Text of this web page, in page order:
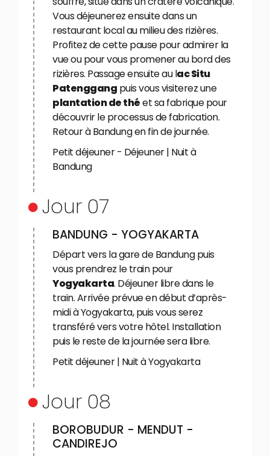
Vous déjeunerez ensuite dans un
restaurant local au milieu des rizières.
Profitez de cette pause pour admirer la
vue ou pour vous promener au bord des
rizières. Passage ensuite au lac Situ
Patenggang puis vous visiterez une
plantation de théet sa fabrique pour
découvrir le processus de fabrication.
Retour à Bandung en fin de journée.
Petit déjeuner - Déjeuner | Nuit à
Bandung
Jour 07
BANDUNG - YOGYAKARTA
Départ vers la gare de Bandung puis
vous prendrez le train pour
Yogyakarta. Déjeuner libre dans le
train. Arrivée prévue en début d’après-
midi à Yogyakarta, puis vous serez
transféré vers votre hôtel. Installation
puis le reste de la journée sera libre.
Petit déjeuner | Nuit à Yogyakarta
Jour 08
BOROBUDUR - MENDUT -
CANDIREJO